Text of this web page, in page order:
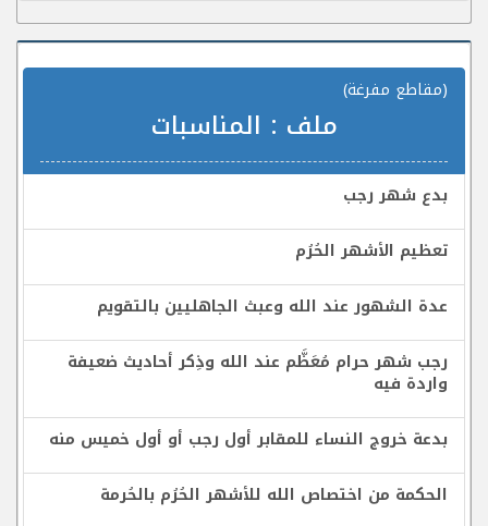
(مقاطع مفرغة)
ملف : المناسبات
بدع شهر رجب
تعظيم الأشهر الحُرُم
عدة الشهور عند الله وعبث الجاهليين بالتقويم
رجب شهر حرام مُعَظَّم عند الله وذِكر أحاديث ضعيفة
واردة فيه
بدعة خروج النساء للمقابر أول رجب أو أول خميس منه
الحكمة من اختصاص الله للأشهر الحُرُم بالحُرمة